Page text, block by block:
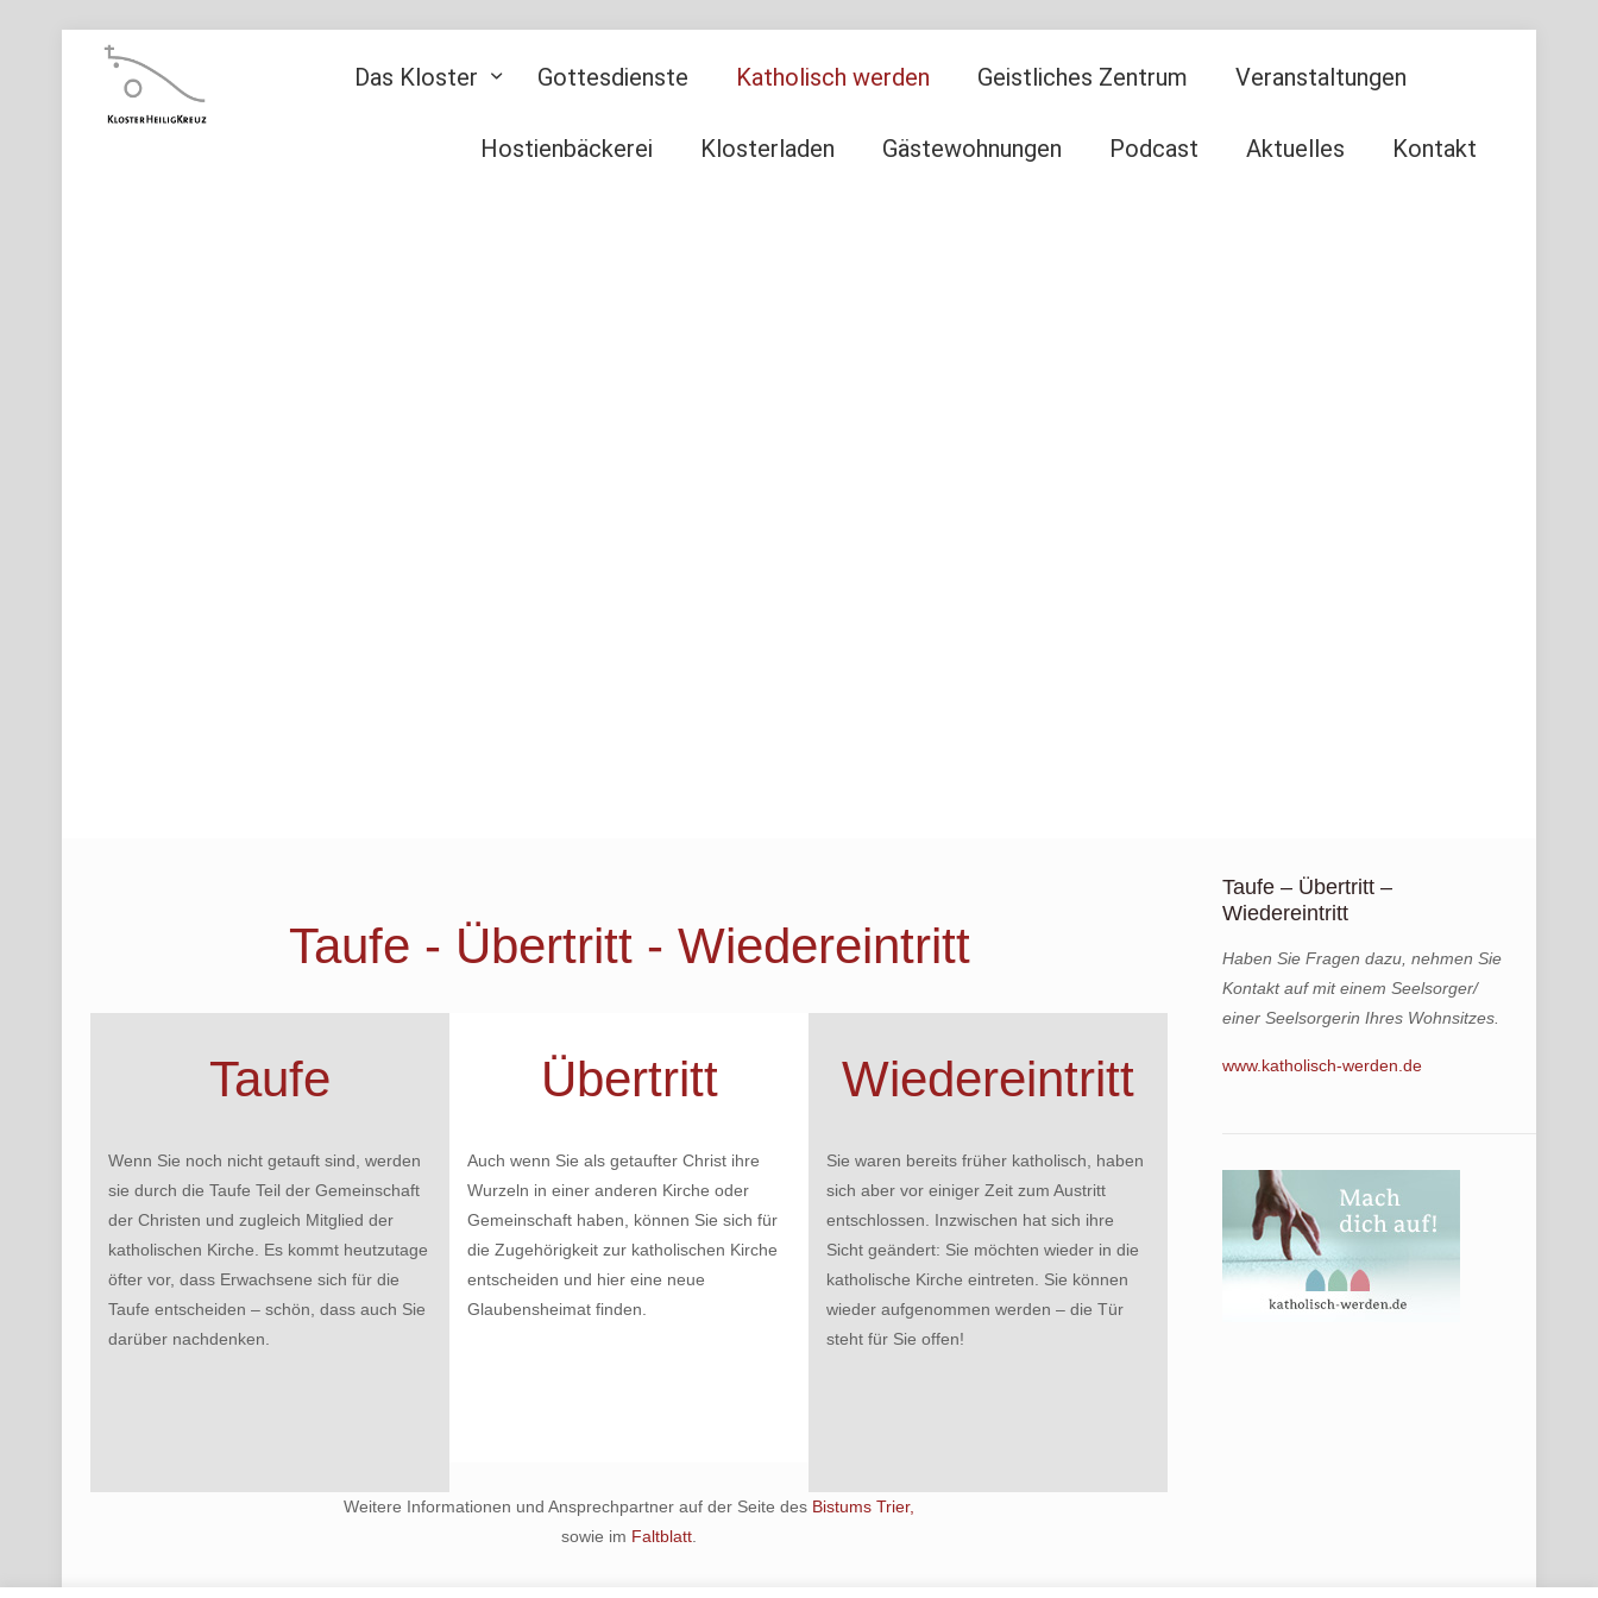
Das Kloster Gottesdienste Katholisch werden Geistliches Zentrum Veranstaltungen
Hostienbäckerei Klosterladen Gästewohnungen Podcast Aktuelles Kontakt
Taufe - Übertritt - Wiedereintritt
Taufe
Wenn Sie noch nicht getauft sind, werden
sie durch die Taufe Teil der Gemeinschaft
der Christen und zugleich Mitglied der
katholischen Kirche. Es kommt heutzutage
öfter vor, dass Erwachsene sich für die
Taufe entscheiden – schön, dass auch Sie
darüber nachdenken.
Übertritt
Auch wenn Sie als getaufter Christ ihre
Wurzeln in einer anderen Kirche oder
Gemeinschaft haben, können Sie sich für
die Zugehörigkeit zur katholischen Kirche
entscheiden und hier eine neue
Glaubensheimat finden.
Wiedereintritt
Sie waren bereits früher katholisch, haben
sich aber vor einiger Zeit zum Austritt
entschlossen. Inzwischen hat sich ihre
Sicht geändert: Sie möchten wieder in die
katholische Kirche eintreten. Sie können
wieder aufgenommen werden – die Tür
steht für Sie offen!
Weitere Informationen und Ansprechpartner auf der Seite des Bistums Trier,
sowie im Faltblatt
Taufe – Übertritt –
Wiedereintritt
Haben Sie Fragen dazu, nehmen Sie
Kontakt auf mit einem Seelsorger/
einer Seelsorgerin Ihres Wohnsitzes.
www.katholisch-werden.de